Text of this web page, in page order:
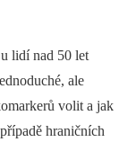
lidí nad 50 let
ale
volit a jak
hraničních